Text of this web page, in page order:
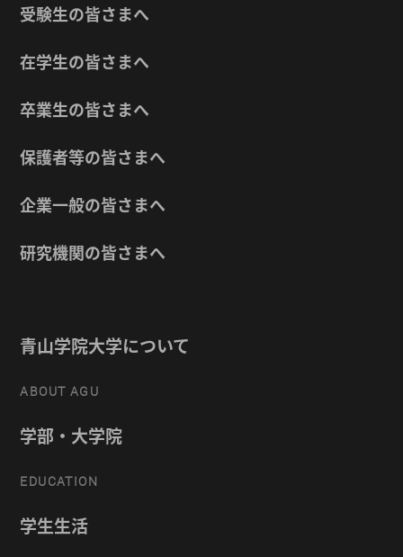
受験生の皆さまへ
在学生の皆さまへ
卒業生の皆さまへ
保護者等の皆さまへ
企業一般の皆さまへ
研究機関の皆さまへ
青山学院大学について
ABOUT AGU
学部・大学院
EDUCATION
学生生活